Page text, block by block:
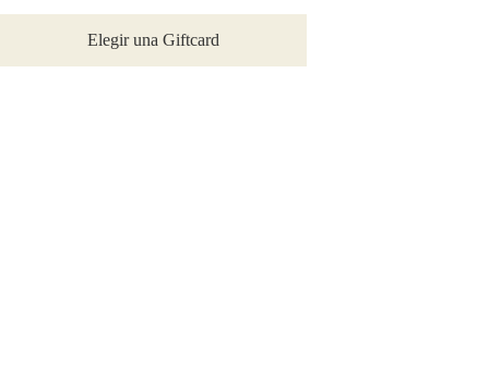
Cumpleaños
Aniversario /
Cumpleaños
Maestros y
Día de la Madre
Elegir una Giftcard